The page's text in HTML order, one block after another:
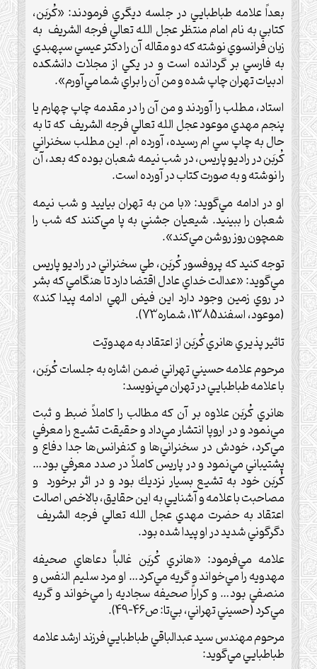
بعداً علامه طباطبايي در جلسه ديگري فرمودند: «كُربَن،
كتابي به نام امام منتظر عجل الله تعالي فرجه الشريف به
زبان فرانسوي نوشته كه دو مقاله آن را دكتر عيسي سپهبدي
به فارسي بر گردانده است و در يكي از مجلات دانشكده
ادبيات تهران چاپ شده و من آن را براي شما مي‌آورم».
استاد، مطلب را آوردند و من آن را در مقدمه چاپ چهارم يا
پنجم مهدي موعود عجل الله تعالي فرجه الشريف كه تا به
حال به چاپ سي ام رسيده، آورده ام. اين مطلب سخنراني
كُربَن در راديو پاريس، در شب نيمه شعبان بوده كه بعد، آن
را نوشته و به صورت كتاب در آورده است.
او در ادامه مي‌گويد: «با من به تهران بياييد و شب نيمه
شعبان را ببينيد. شيعيان جشني به پا مي‌كنند كه شب را
همچون روز روشن مي‌كند».
توجه كنيد كه پروفسور كُربَن، طي سخنراني در راديو پاريس
مي‌گويد: «عدالت خداي عادل اقتضا دارد تا هنگامي كه بشر
در روي زمين وجود دارد اين فيض الهي ادامه پيدا كند»
(موعود، اسفند1385، شماره73).
تاثير پذيري هانري كُربَن از اعتقاد به مهدويّت
مرحوم علامه حسيني تهراني ضمن اشاره به جلسات كُربَن،
با علامه طباطبايي در تهران مي‌نويسد:
هانري كُربَن علاوه بر آن كه مطالب را كاملاً ضبط و ثبت
مي‌نمود و در اروپا انتشار مي‌داد و حقيقت تشيع را معرفي
مي‌كرد، خودش در سخنراني‌ها و كنفرانس‌ها جدا دفاع و
پشتيباني مي‌نمود و در پاريس كاملاً در صدد معرفي بود…
كُربَن خود به تشيع بسيار نزديك بود و در اثر برخورد و
مصاحبت با علامه و آشنايي به اين حقايق، بالاخص اصالت
اعتقاد به حضرت مهدي عجل الله تعالي فرجه الشريف
دگرگوني شديد در او پيدا شده بود.
علامه مي‌فرمود: «هانري كُربَن غالباًَ دعاهاي صحيفه
مهدويه را مي‌خواند و گريه مي‌كرد… او مرد سليم النفس و
منصفي بود… و كراراً صحيفه سجاديه را مي‌خواند و گريه
مي‌كرد (حسيني تهراني، بي‌تا: ص46-49).
مرحوم مهندس سيد عبدالباقي طباطبايي فرزند ارشد علامه
طباطبايي مي‌گويد: